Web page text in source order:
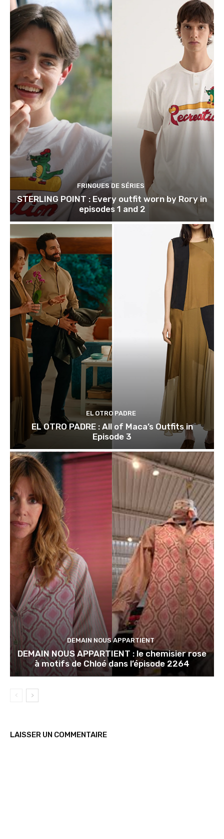
FRINGUES DE SÉRIES
STERLING POINT : Every outfit worn by Rory in
episodes 1 and 2
EL OTRO PADRE
EL OTRO PADRE : All of Maca’s Outfits in
Episode 3
DEMAIN NOUS APPARTIENT
DEMAIN NOUS APPARTIENT : le chemisier rose
à motifs de Chloé dans l’épisode 2264
LAISSER UN COMMENTAIRE